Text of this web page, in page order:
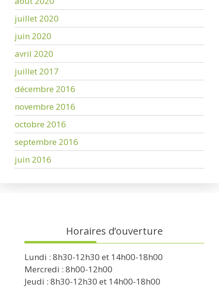
juillet 2020
juin 2020
avril 2020
juillet 2017
décembre 2016
novembre 2016
octobre 2016
septembre 2016
juin 2016
Horaires d’ouverture
Lundi : 8h30-12h30 et 14h00-18h00
Mercredi : 8h00-12h00
Jeudi : 8h30-12h30 et 14h00-18h00